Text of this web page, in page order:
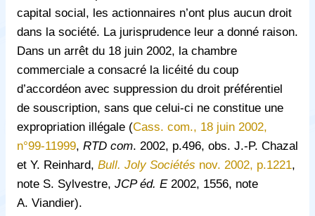
capital social, les actionnaires n’ont plus aucun droit
dans la société. La jurisprudence leur a donné raison.
Dans un arrêt du 18 juin 2002, la chambre
commerciale a consacré la licéité du coup
d’accordéon avec suppression du droit préférentiel
de souscription, sans que celui-ci ne constitue une
expropriation illégale (Cass. com., 18 juin 2002,
n°99-11999, RTD com. 2002, p.496, obs. J.-P. Chazal
et Y. Reinhard, Bull. Joly Sociétés nov. 2002, p.1221,
note S. Sylvestre, JCP éd. E 2002, 1556, note
A. Viandier).